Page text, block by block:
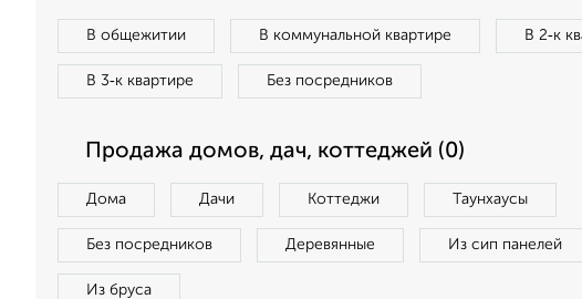
В общежитии В коммунальной квартире В 2‑к
В 3‑к квартире Без посредников
Продажа домов, дач, коттеджей (0)
Дома Дачи Коттеджи Таунхаусы
Без посредников Деревянные Из сип панелей
Из бруса